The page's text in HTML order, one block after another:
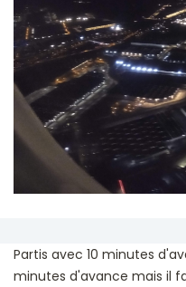
Partis avec 10 minutes
minutes d'avance mais il